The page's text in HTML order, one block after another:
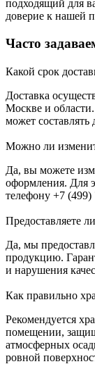
подходящий для
доверие к нашей
Часто
Какой срок
Доставка
Москве и
может составлять
Можно ли
Да, вы можете
оформления. Для
телефону +7 (499)
Предоставляете
Да, мы
продукцию.
и нарушения
Как правильно
Рекомендуется
помещении,
атмосферных
ровной